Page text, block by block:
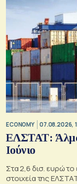
ECONOMY 07.08.2026,
ΕΛΣΤΑΤ: Άλμα
Ιούνιο
Στα 2,6 δισ. ευρώ το
στοιχεία της